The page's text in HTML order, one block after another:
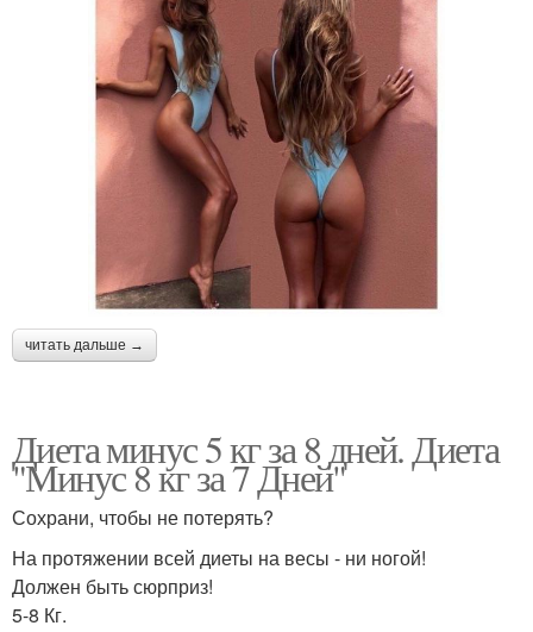
читать дальше →
Диета минус 5 кг за 8 дней. Диета
"Минус 8 кг за 7 Дней"
Сохрани, чтобы не потерять?
На протяжении всей диеты на весы - ни ногой!
Должен быть сюрприз!
5-8 Кг.